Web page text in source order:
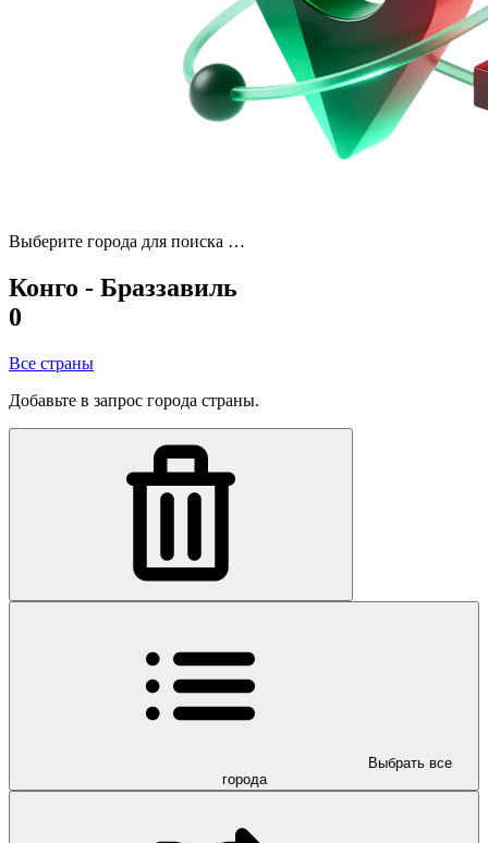
Выберите города для поиска …
Конго - Браззавиль
0
Все страны
Добавьте в запрос города страны.
Выбрать все
города